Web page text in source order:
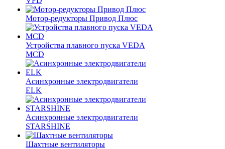
Мотор-редукторы Привод Плюс
Устройства плавного пуска VEDA
MCD
Асинхронные электродвигатели
ELK
Асинхронные электродвигатели
STARSHINE
Шахтные вентиляторы